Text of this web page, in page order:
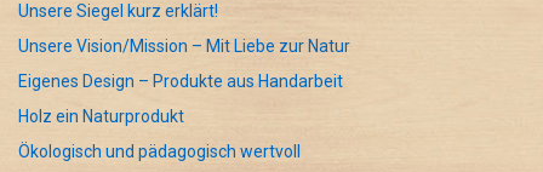
Unsere Siegel kurz erklärt!
Unsere Vision/Mission – Mit Liebe zur Natur
Eigenes Design – Produkte aus Handarbeit
Holz ein Naturprodukt
Ökologisch und pädagogisch wertvoll